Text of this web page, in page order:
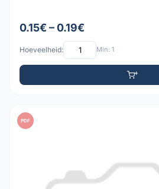
0.15€ – 0.19€
Hoeveelheid: Min: 1
PDF